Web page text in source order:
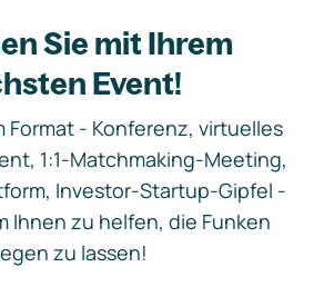
Sie mit Ihrem
Event!
Format - Konferenz, virtuelles
1:1-Matchmaking-Meeting,
Investor-Startup-Gipfel -
Ihnen zu helfen, die Funken
zu lassen!